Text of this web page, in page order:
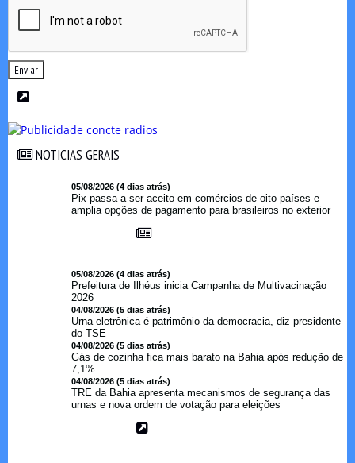
Enviar
NOTICIAS GERAIS
05/08/2026 (4 dias atrás)
Pix passa a ser aceito em comércios de oito países e
amplia opções de pagamento para brasileiros no exterior
05/08/2026 (4 dias atrás)
Prefeitura de Ilhéus inicia Campanha de Multivacinação
2026
04/08/2026 (5 dias atrás)
Urna eletrônica é patrimônio da democracia, diz presidente
do TSE
04/08/2026 (5 dias atrás)
Gás de cozinha fica mais barato na Bahia após redução de
7,1%
04/08/2026 (5 dias atrás)
TRE da Bahia apresenta mecanismos de segurança das
urnas e nova ordem de votação para eleições